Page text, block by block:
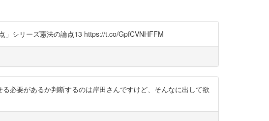
シリーズ憲法の論点13 https://t.co/GpfCVNHFFM
必要があるか判断するのは岸田さんですけど、そんなに出して欲